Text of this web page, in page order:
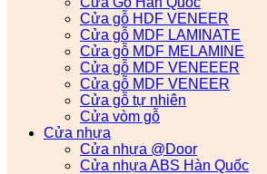
Cửa gỗ HDF VENEER
Cửa gỗ MDF LAMINATE
Cửa gỗ MDF MELAMINE
Cửa gỗ MDF VENEEER
Cửa gỗ MDF VENEER
Cửa gỗ tự nhiên
Cửa vòm gỗ
Cửa nhựa
Cửa nhựa @Door
Cửa nhựa ABS Hàn Quốc